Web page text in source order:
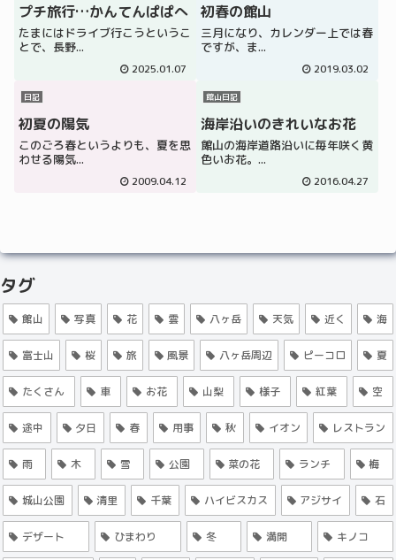
プチ旅行…かんてんぱぱへ
たまにはドライブ行こうというこ
とで、長野...
2025.01.07
初春の館山
三月になり、カレンダー上では春
ですが、ま...
2019.03.02
日記
初夏の陽気
このごろ春というよりも、夏を思
わせる陽気...
2009.04.12
館山日記
海岸沿いのきれいなお花
館山の海岸道路沿いに毎年咲く黄
色いお花。...
2016.04.27
タグ
館山 写真 花 雲 八ヶ岳 天気 近く 海
富士山 桜 旅 風景 八ヶ岳周辺 ピーコロ 夏
たくさん 車 お花 山梨 様子 紅葉 空
途中 夕日 春 用事 秋 イオン レストラン
雨 木 雪 公園 菜の花 ランチ 梅
城山公園 清里 千葉 ハイビスカス アジサイ 石
デザート ひまわり 冬 満開 キノコ